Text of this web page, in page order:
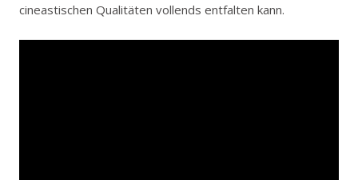
cineastischen Qualitäten vollends entfalten kann.